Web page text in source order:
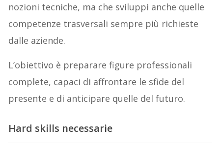
nozioni tecniche, ma che sviluppi anche quelle
competenze trasversali sempre più richieste
dalle aziende.
L’obiettivo è preparare figure professionali
complete, capaci di affrontare le sfide del
presente e di anticipare quelle del futuro.
Hard skills necessarie